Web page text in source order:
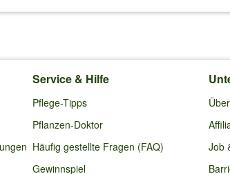
Service & Hilfe
Pflege-Tipps
Pflanzen-Doktor
Häufig gestellte Fragen (FAQ)
Gewinnspiel
Job